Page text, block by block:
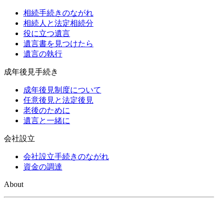
相続手続きのながれ
相続人と法定相続分
役に立つ遺言
遺言書を見つけたら
遺言の執行
成年後見手続き
成年後見制度について
任意後見と法定後見
老後のために
遺言と一緒に
会社設立
会社設立手続きのながれ
資金の調達
About